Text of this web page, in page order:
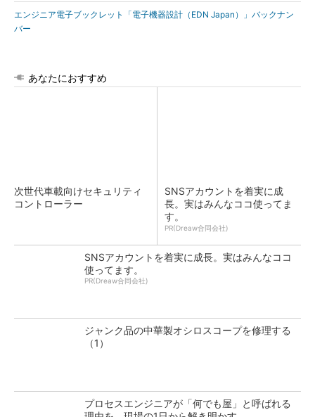
エンジニア電子ブックレット「電子機器設計（EDN Japan）」バックナン
バー
あなたにおすすめ
次世代車載向けセキュリティ
コントローラー
SNSアカウントを着実に成
長。実はみんなココ使ってま
す。
PR(Dreaw合同会社)
SNSアカウントを着実に成長。実はみんなココ
使ってます。
PR(Dreaw合同会社)
ジャンク品の中華製オシロスコープを修理する
（1）
プロセスエンジニアが「何でも屋」と呼ばれる